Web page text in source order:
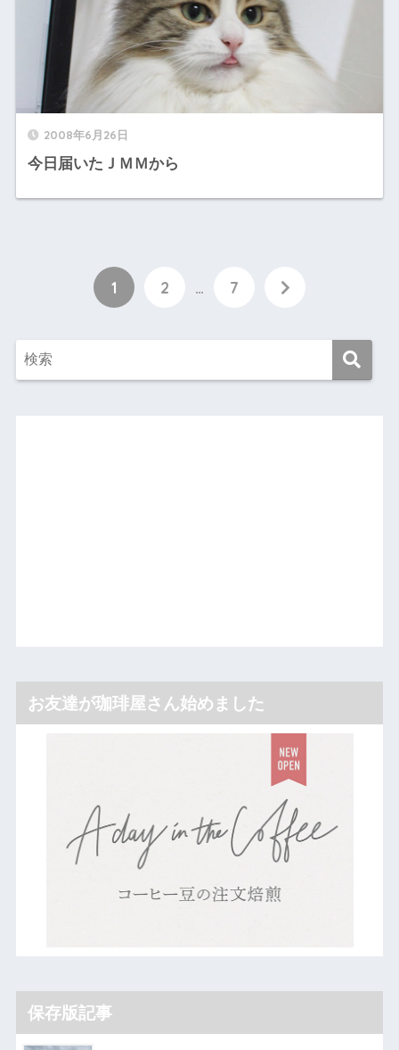
2008年6月26日
今日届いたＪＭＭから
1 2 … 7
お友達が珈琲屋さん始めました
保存版記事